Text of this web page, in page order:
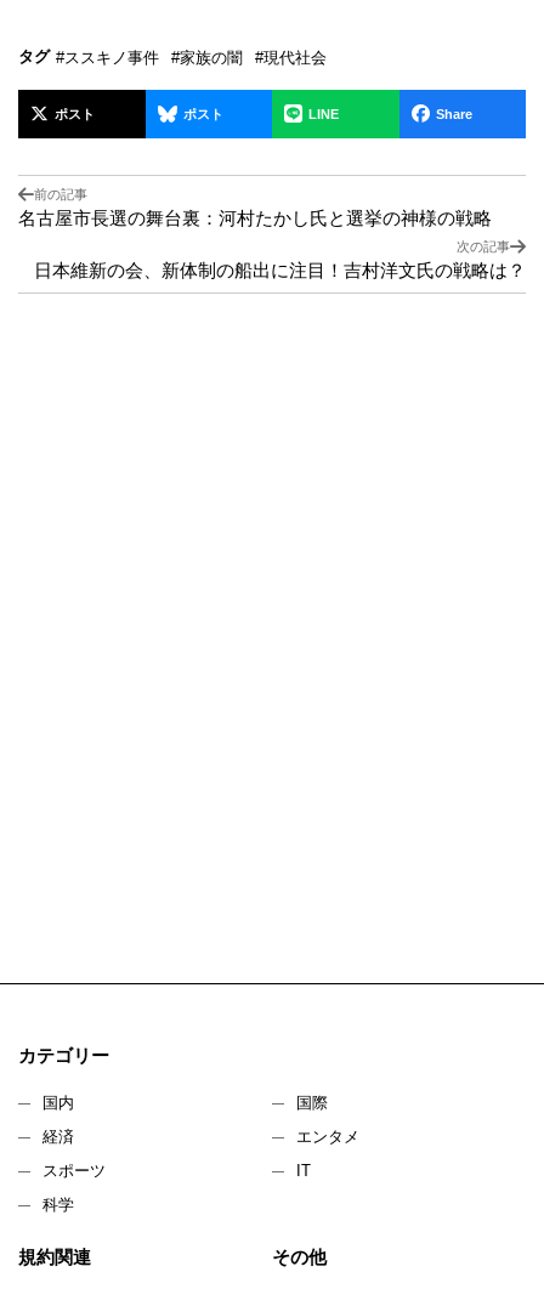
タグ #ススキノ事件 #家族の闇 #現代社会
ポスト ポスト LINE Share
前の記事
名古屋市長選の舞台裏：河村たかし氏と選挙の神様の戦略
次の記事
日本維新の会、新体制の船出に注目！吉村洋文氏の戦略は？
カテゴリー
国内
国際
経済
エンタメ
スポーツ
IT
科学
規約関連 その他